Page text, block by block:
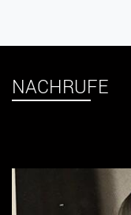
NACHRUFE